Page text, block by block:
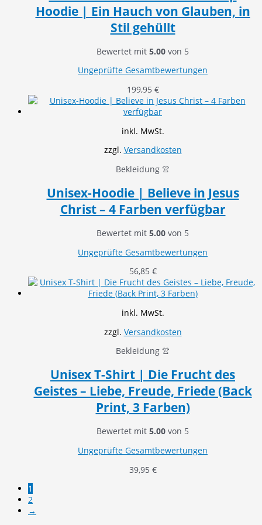
Hoodie | Ein Hauch von Glauben, in
Stil gehüllt
Bewertet mit 5.00 von 5
Ungeprüfte Gesamtbewertungen
199,95 €
inkl. MwSt.
zzgl. Versandkosten
Bekleidung 👚
Unisex-Hoodie | Believe in Jesus
Christ – 4 Farben verfügbar
Bewertet mit 5.00 von 5
Ungeprüfte Gesamtbewertungen
56,85 €
inkl. MwSt.
zzgl. Versandkosten
Bekleidung 👚
Unisex T-Shirt | Die Frucht des
Geistes – Liebe, Freude, Friede (Back
Print, 3 Farben)
Bewertet mit 5.00 von 5
Ungeprüfte Gesamtbewertungen
39,95 €
1
2
→